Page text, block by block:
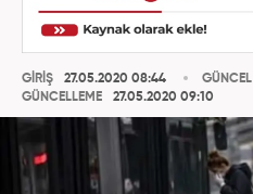
GİRİŞ
27.05.2020 08:44
GÜNCELLEME
27.05.2020 09:10
GÜNCEL